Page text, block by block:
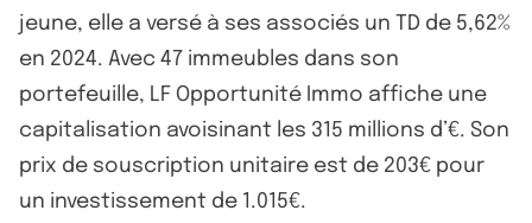
jeune, elle a versé à ses associés un TD de 5,62%
en 2024. Avec 47 immeubles dans son
portefeuille, LF Opportunité Immo affiche une
capitalisation avoisinant les 315 millions d’€. Son
prix de souscription unitaire est de 203€ pour
un investissement de 1.015€.